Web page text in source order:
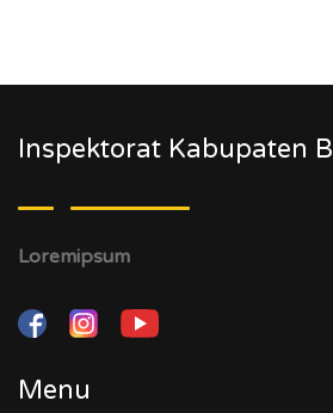
Inspektorat Kabupaten
Loremipsum
Menu